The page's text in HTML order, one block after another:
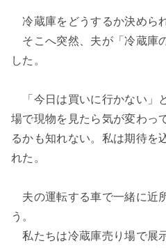
冷蔵庫をどうするか決めら
そこへ突然、夫が「冷蔵庫
した。
「今日は買いに行かない」
場で現物を見たら気が変わっ
るかも知れない。私は期待を
れた。
夫の運転する車で一緒に近
う。
私たちは冷蔵庫売り場で展